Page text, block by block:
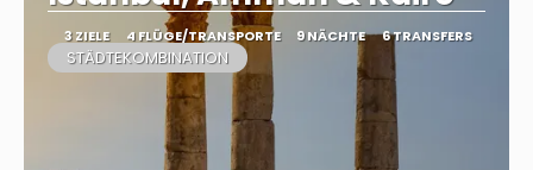
3 ZIELE 4 FLÜGE/TRANSPORTE 9 NÄCHTE 6 TRANSFERS
STÄDTEKOMBINATION